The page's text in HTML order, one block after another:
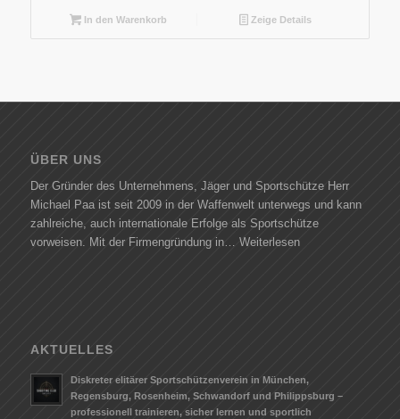
In den Warenkorb Zeige Details
ÜBER UNS
Der Gründer des Unternehmens, Jäger und Sportschütze Herr
Michael Paa ist seit 2009 in der Waffenwelt unterwegs und kann
zahlreiche, auch internationale Erfolge als Sportschütze
vorweisen. Mit der Firmengründung in… Weiterlesen
AKTUELLES
Diskreter elitärer Sportschützenverein in München,
Regensburg, Rosenheim, Schwandorf und Philippsburg –
professionell trainieren, sicher lernen und sportlich